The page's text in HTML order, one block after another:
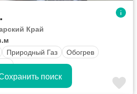
Край
Природный Газ
Обогрев
поиск